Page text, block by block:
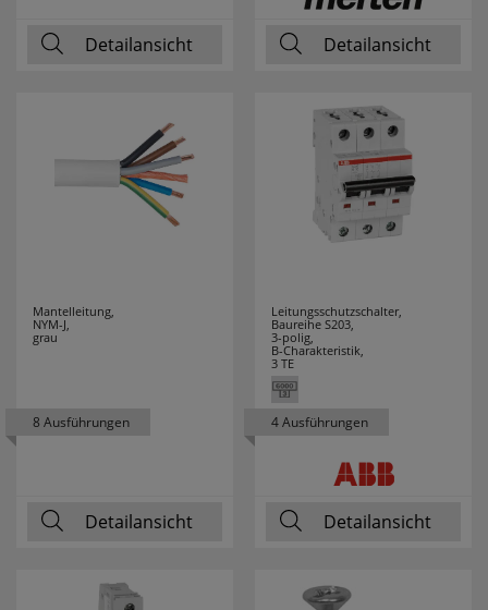
Detailansicht Detailansicht
Mantelleitung,
NYM-J,
grau
8 Ausführungen
Detailansicht
Leitungsschutzschalter,
Baureihe S203,
3-polig,
B-Charakteristik,
3 TE
4 Ausführungen
Detailansicht